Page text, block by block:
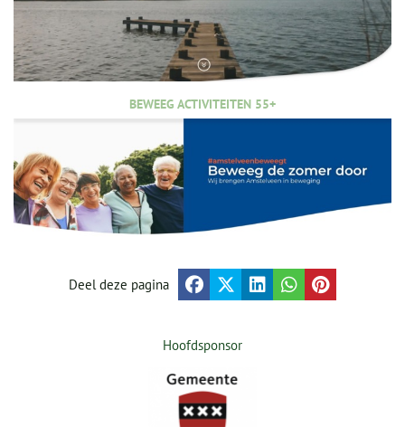
BEWEEG ACTIVITEITEN 55+
Deel deze pagina
Hoofdsponsor